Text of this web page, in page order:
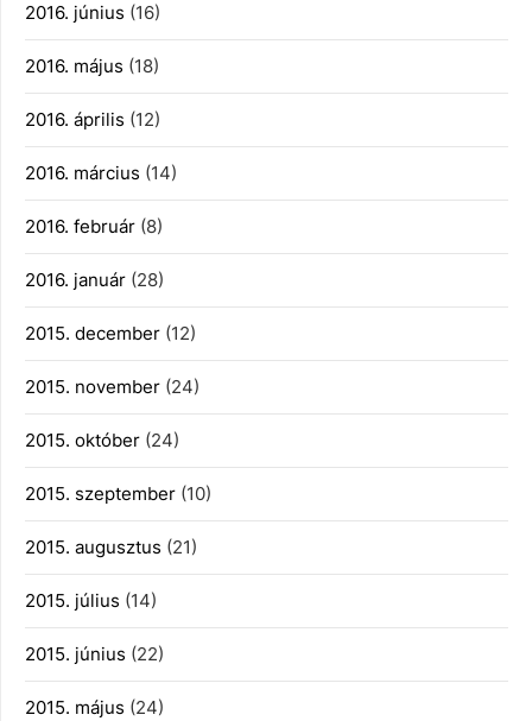
2016. június (16)
2016. május (18)
2016. április (12)
2016. március (14)
2016. február (8)
2016. január (28)
2015. december (12)
2015. november (24)
2015. október (24)
2015. szeptember (10)
2015. augusztus (21)
2015. július (14)
2015. június (22)
2015. május (24)